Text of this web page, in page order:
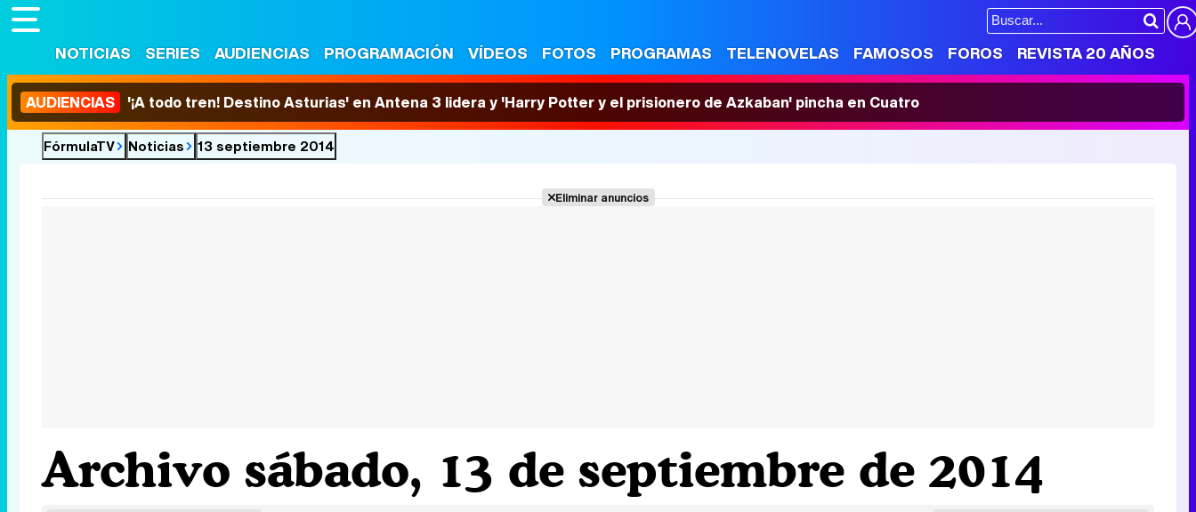
NOTICIAS SERIES AUDIENCIAS PROGRAMACIÓN VÍDEOS FOTOS PROGRAMAS TELENOVELAS FAMOSOS FOROS REVISTA 20 AÑOS
AUDIENCIAS '¡A todo tren! Destino Asturias' en Antena 3 lidera y 'Harry Potter y el prisionero de Azkaban' pincha en Cuatro
FórmulaTV Noticias 13 septiembre 2014
Eliminar anuncios
Archivo sábado, 13 de septiembre de 2014